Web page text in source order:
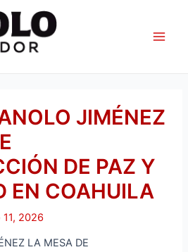
JIMÉNEZ
DE PAZ Y
EN COAHUILA
11, 2026
LA MESA DE